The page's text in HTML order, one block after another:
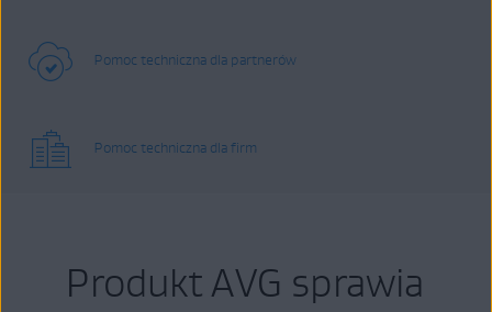
Pomoc techniczna dla partnerów
Pomoc techniczna dla firm
Produkt AVG sprawia